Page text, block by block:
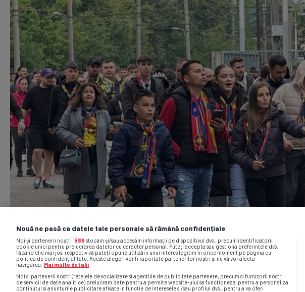
Nouă ne pasă ca datele tale personale să rămână confidențiale
Noi și partenerii noștri 589 stocăm și/sau accesăm informații pe dispozitivul dvs., precum identificatorii
cookie unici pentru prelucrarea datelor cu caracter personal. Puteți accepta sau gestiona preferințele dvs.
făcând clic mai jos, respectiv vă puteți opune utilizării unui interes legitim în orice moment pe pagina cu
politica de confidențialitate. Aceste alegeri vor fi raportate partenerilor noștri și nu vă vor afecta
navigarea.
Mai multe detalii
Noi si partenerii nostri (retelele de socializare si agentiile de publicitate partenere, precum si furnizorii nostri
de servicii de date analitice) prelucram date pentru a permite website-ului sa functioneze, pentru a personaliza
continutul si anunturile publicitare afisate in functie de interesele si/sau profilul dvs., pentru a va oferi